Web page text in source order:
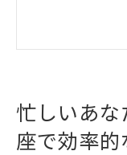
時間管
オンラ
セラピ
忙しい
忙しいあ
座で効率的